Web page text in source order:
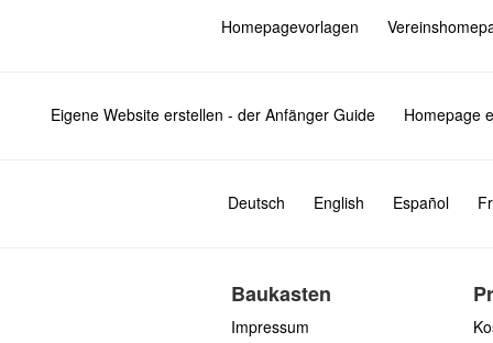
Homepagevorlagen
Eigene Website erstellen - der Anfänger Guide Homepage
Deutsch English Español
Baukasten
Impressum